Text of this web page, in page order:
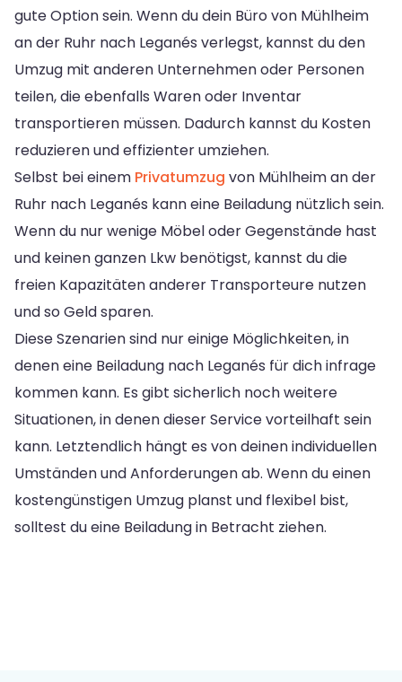
gute Option sein. Wenn du dein Büro von Mühlheim
an der Ruhr nach Leganés verlegst, kannst du den
Umzug mit anderen Unternehmen oder Personen
teilen, die ebenfalls Waren oder Inventar
transportieren müssen. Dadurch kannst du Kosten
reduzieren und effizienter umziehen.
Selbst bei einem Privatumzug von Mühlheim an der
Ruhr nach Leganés kann eine Beiladung nützlich sein.
Wenn du nur wenige Möbel oder Gegenstände hast
und keinen ganzen Lkw benötigst, kannst du die
freien Kapazitäten anderer Transporteure nutzen
und so Geld sparen.
Diese Szenarien sind nur einige Möglichkeiten, in
denen eine Beiladung nach Leganés für dich infrage
kommen kann. Es gibt sicherlich noch weitere
Situationen, in denen dieser Service vorteilhaft sein
kann. Letztendlich hängt es von deinen individuellen
Umständen und Anforderungen ab. Wenn du einen
kostengünstigen Umzug planst und flexibel bist,
solltest du eine Beiladung in Betracht ziehen.